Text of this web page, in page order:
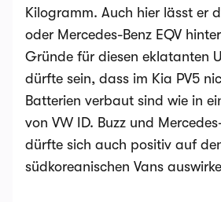
Kilogramm. Auch hier lässt er
oder Mercedes-Benz EQV
Gründe für diesen eklatanten
dürfte sein, dass im Kia PV5
Batterien verbaut sind wie in
von VW ID. Buzz und
dürfte sich auch positiv auf
südkoreanischen Vans